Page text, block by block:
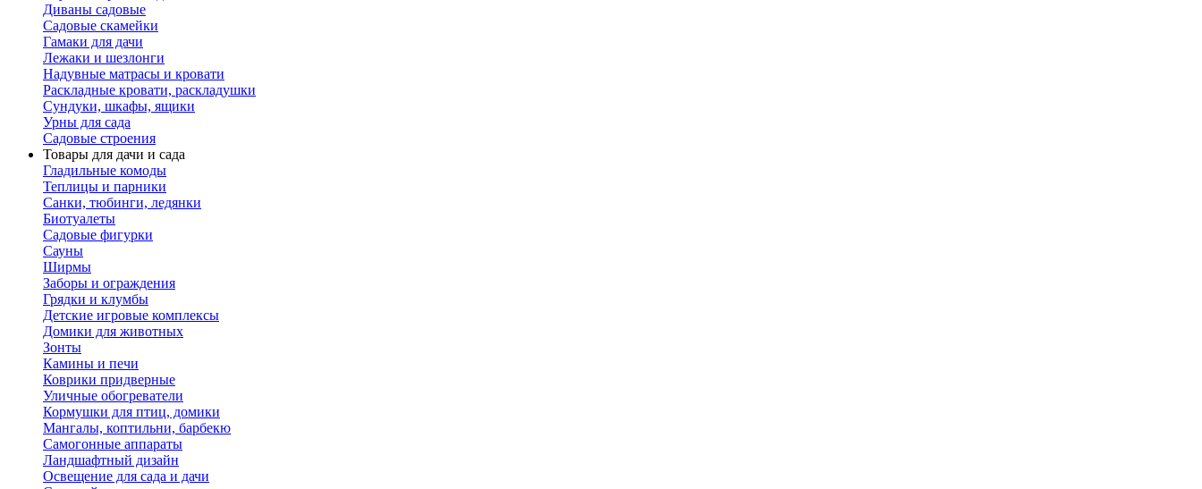
Диваны садовые
Садовые скамейки
Гамаки для дачи
Лежаки и шезлонги
Надувные матрасы и кровати
Раскладные кровати, раскладушки
Сундуки, шкафы, ящики
Урны для сада
Садовые строения
Товары для дачи и сада
Гладильные комоды
Теплицы и парники
Санки, тюбинги, ледянки
Биотуалеты
Садовые фигурки
Сауны
Ширмы
Заборы и ограждения
Грядки и клумбы
Детские игровые комплексы
Домики для животных
Зонты
Камины и печи
Коврики придверные
Уличные обогреватели
Кормушки для птиц, домики
Мангалы, коптильни, барбекю
Самогонные аппараты
Ландшафтный дизайн
Освещение для сада и дачи